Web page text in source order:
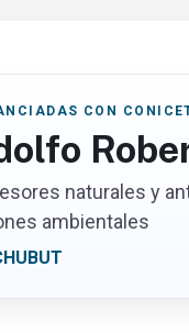
CON
naturales y
ambientales